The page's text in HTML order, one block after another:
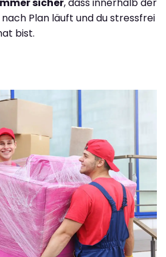
sicher, dass innerhalb der
Plan läuft und du stressfrei
bist.